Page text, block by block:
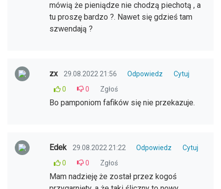
mówią że pieniądze nie chodzą piechotą , a
tu proszę bardzo ?. Nawet się gdzieś tam
szwendają ?
zx 29.08.2022 21:56 Odpowiedz
Cytuj
0
0 Zgłoś
Bo pamponiom fafików się nie przekazuje.
Edek 29.08.2022 21:22 Odpowiedz
Cytuj
0
0 Zgłoś
Mam nadzieję że został przez kogoś